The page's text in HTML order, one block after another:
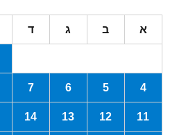
א ב ג ד
4
5
6
7
11
12
13
14